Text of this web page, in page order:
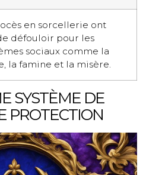
en sorcellerie ont
défouloir pour les
sociaux comme la
la famine et la misère.
SYSTÈME DE
PROTECTION